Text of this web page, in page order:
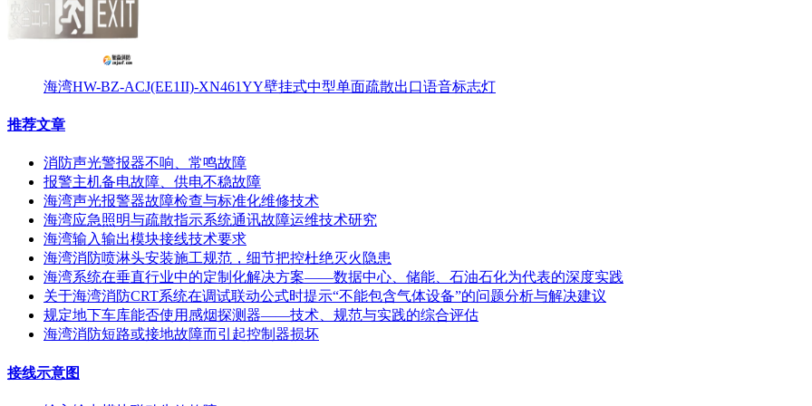
海湾HW-BZ-ACJ(EE1II)-XN461YY壁挂式中型单面疏散出口语音标志灯
推荐文章
消防声光警报器不响、常鸣故障
报警主机备电故障、供电不稳故障
海湾声光报警器故障检查与标准化维修技术
海湾应急照明与疏散指示系统通讯故障运维技术研究
海湾输入输出模块接线技术要求
海湾消防喷淋头安装施工规范，细节把控杜绝灭火隐患
海湾系统在垂直行业中的定制化解决方案——数据中心、储能、石油石化为代表的深度实践
关于海湾消防CRT系统在调试联动公式时提示“不能包含气体设备”的问题分析与解决建议
规定地下车库能否使用感烟探测器——技术、规范与实践的综合评估
海湾消防短路或接地故障而引起控制器损坏
接线示意图